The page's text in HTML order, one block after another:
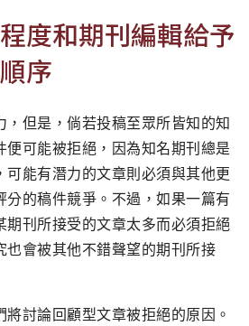
度和期刊編輯給予
序
，但是，倘若投稿至眾所皆知的知
可能被拒絕，因為知名期刊總是
可能有潛力的文章則必須與其他更
的稿件競爭。不過，如果一篇有
期刊所接受的文章太多而必須拒絕
也會被其他不錯聲望的期刊所接
討論回顧型文章被拒絕的原因。